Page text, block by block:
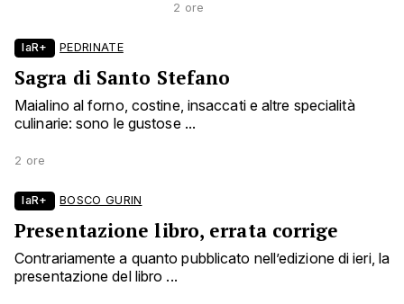
2 ore
laR+ PEDRINATE
Sagra di Santo Stefano
Maialino al forno, costine, insaccati e altre specialità
culinarie: sono le gustose ...
2 ore
laR+ BOSCO GURIN
Presentazione libro, errata corrige
Contrariamente a quanto pubblicato nell’edizione di ieri, la
presentazione del libro ...